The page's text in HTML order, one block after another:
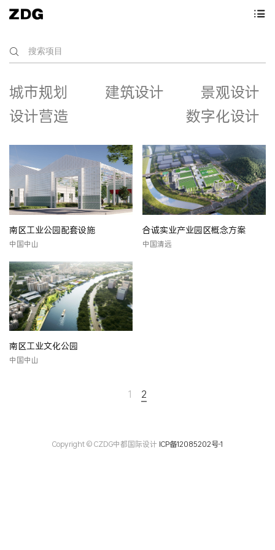
城市规划 建筑设计
景观设计
设计营造
数字化设计
南区工业公园配套设施
中国中山
合诚实业产业园区概念方案
中国清远
南区工业文化公园
中国中山
1 2
Copyright © CZDG中都国际设计 ICP备12085202号-1